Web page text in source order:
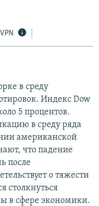
в среду
Индекс Dow
5 процентов.
в среду ряда
американской
что падение
после
о тяжести
столкнуться
в сфере экономики.